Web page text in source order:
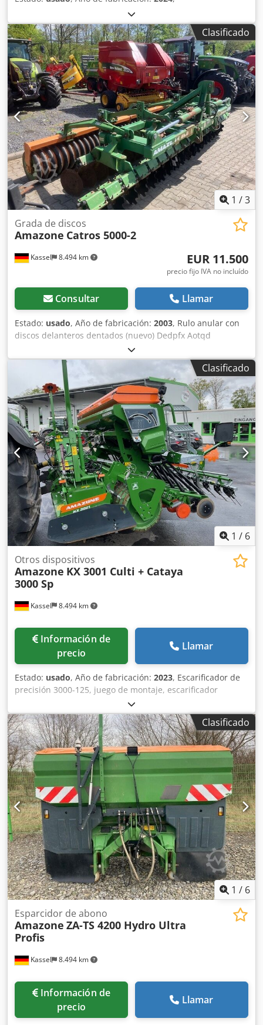
Clasificado
1 /3
Kassel 8.494 km
Grada de discos
Amazone Catros 5000-2
EUR 11.500
precio fijo IVA no incluído
Consultar Llamar
Estado: usado, Año de fabricación: 2003, Rulo anular con
discos delanteros dentados (nuevo) Dedpfx Aotqd
Clasificado
1 / 6
Kassel 8.494 km
Otros dispositivos
Amazone KX 3001 Culti + Cataya
3000 Sp
Información de
precio
Llamar
Estado: usado, Año de fabricación: 2023, Escarificador de
precisión 3000-125, juego de montaje, escarificador
ajustable. Marcador de surcos adicional / electrónico 3000
AmaDrill 2 para Cataya. Sensor de radar / internacional.
Sensor analógico de posición de trabajo. Conmutación
electrónica de rodadas / válvula de control y rodado
hidráulico. Djdpstgpggsfx Acmewa
Clasificado
1 / 6
Kassel 8.494 km
Esparcidor de abono
Amazone ZA-TS 4200 Hydro Ultra
Profis
Información de
precio
Llamar